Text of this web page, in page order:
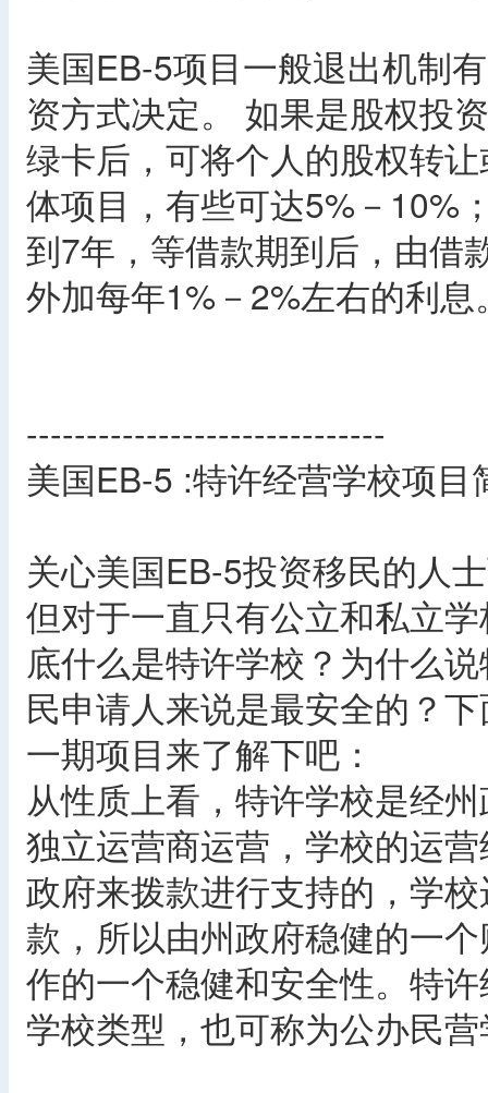
美国EB-5项目一般退出机制
资方式决定。 如果是股权投
绿卡后，可将个人的股权转
体项目，有些可达5%－10%
到7年，等借款期到后，由借
外加每年1%－2%左右的利息
------------------------------
美国EB-5 :特许经营学校项目
关心美国EB-5投资移民的人
但对于一直只有公立和私立
底什么是特许学校？为什么
民申请人来说是最安全的？
一期项目来了解下吧：
从性质上看，特许学校是经
独立运营商运营，学校的运
政府来拨款进行支持的，学
款，所以由州政府稳健的一
作的一个稳健和安全性。特
学校类型，也可称为公办民